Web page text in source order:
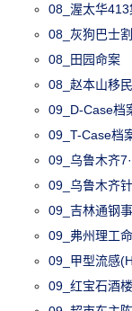
08_渥太华413
08_灰狗巴士
08_田园命案
08_赵本山移民
09_D-Case档
09_T-Case档
09_乌鲁木齐
09_乌鲁木齐
09_吉林通钢
09_弗州理工
09_甲型流感
09_红宝石酒